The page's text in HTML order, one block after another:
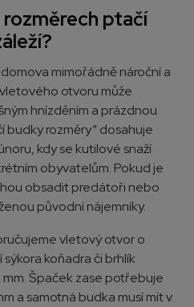
ptačí
mimořádně nároční a
otvoru může
hnízděním a prázdnou
budky rozměry“ dosahuje
kdy se kutilové snaží
obyvatelům. Pokud je
obsadit predátoři nebo
původní nájemníky.
vletový otvor o
sýkora koňadra či brhlík
Špaček zase potřebuje
a samotná budka musí mít v